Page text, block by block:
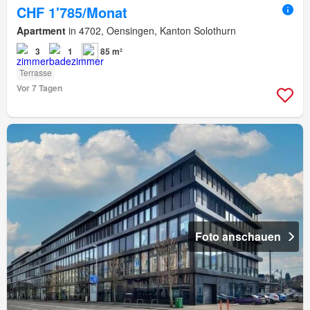
CHF 1'785/Monat
Apartment in 4702, Oensingen, Kanton Solothurn
3 1 85 m²
Terrasse
Vor 7 Tagen
Foto anschauen